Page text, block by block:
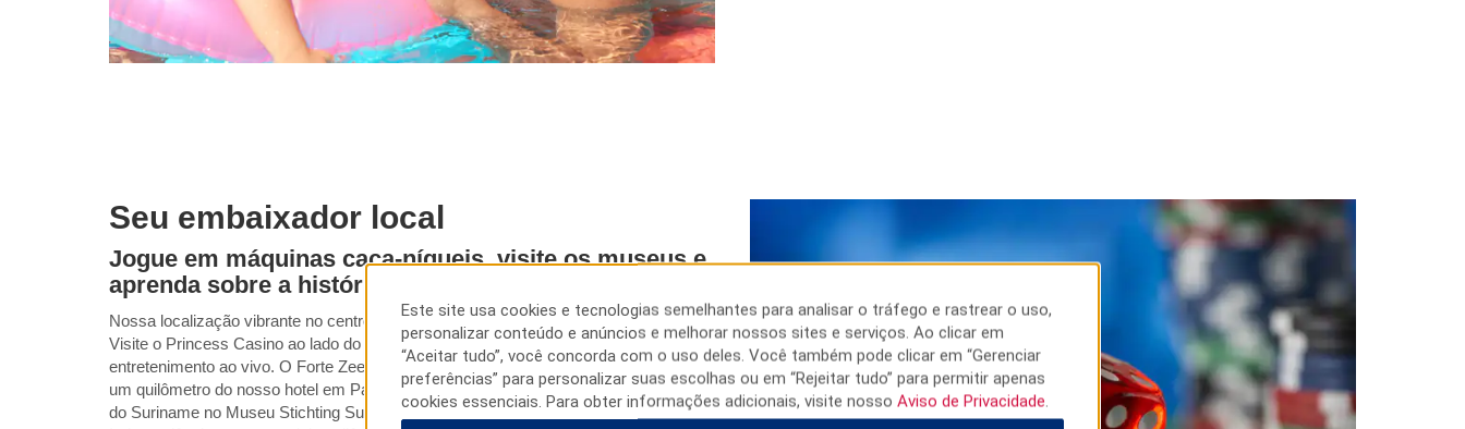
Seu embaixador local
Jogue em máquinas caça-níqueis, visite os museus e
aprenda sobre a história do Suriname.
Nossa localização vibrante no centro da cidade fica perto de restaurantes e lojas.
Visite o Princess Casino ao lado do nosso hotel para desfrutar de jogos e
entretenimento ao vivo. O Forte Zeelandia, de cerca de 1651, encontra-se a apenas
um quilômetro do nosso hotel em Paramaribo. Saiba mais sobre a colorida história
do Suriname no Museu Stichting Surinaams, no Museu Numismático e na Praça da
Este site usa cookies e tecnologias semelhantes para analisar o tráfego e rastrear o uso,
personalizar conteúdo e anúncios e melhorar nossos sites e serviços. Ao clicar em
“Aceitar tudo”, você concorda com o uso deles. Você também pode clicar em “Gerenciar
preferências” para personalizar suas escolhas ou em “Rejeitar tudo” para permitir apenas
cookies essenciais. Para obter informações adicionais, visite nosso Aviso de Privacidade.